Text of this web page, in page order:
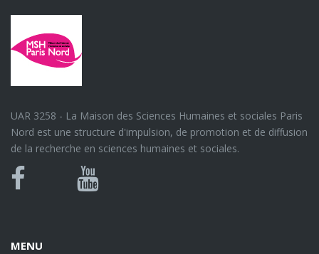
UAR 3258 - La Maison des Sciences Humaines et sociales Paris
Nord est une structure d'impulsion, de promotion et de diffusion
de la recherche en sciences humaines et sociales.
Bluesky
Canal
MENU